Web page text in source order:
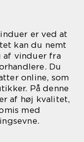
er ved at
kan du nemt
vinduer fra
Du
online, som
På denne
af høj kvalitet,
med